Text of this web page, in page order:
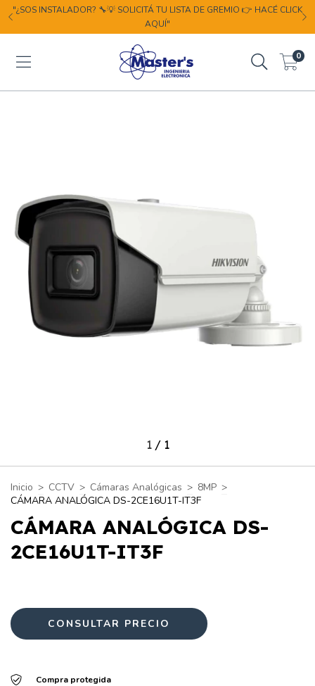
"¿SOS INSTALADOR? 🔧💡 SOLICITÁ TU LISTA DE GREMIO 👉 HACÉ CLICK
AQUÍ"
0
1/ 1
Inicio > CCTV > Cámaras Analógicas > 8MP >
CÁMARA ANALÓGICA DS-2CE16U1T-IT3F
CÁMARA ANALÓGICA DS-
2CE16U1T-IT3F
Compra protegida